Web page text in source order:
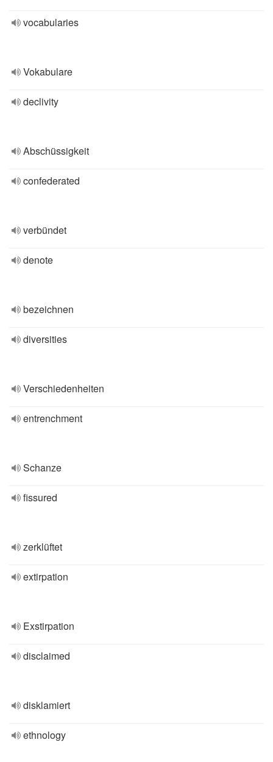
vocabularies
Vokabulare
declivity
Abschüssigkeit
confederated
verbündet
denote
bezeichnen
diversities
Verschiedenheiten
entrenchment
Schanze
fissured
zerklüftet
extirpation
Exstirpation
disclaimed
disklamiert
ethnology